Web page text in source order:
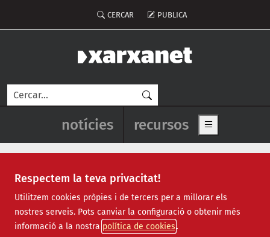
Respectem la teva privacitat!
Utilitzem cookies pròpies i de tercers per a millorar els
nostres serveis. Pots canviar la configuració o obtenir més
informació a la nostra política de cookies
Menú del compte d'usuari
CERCAR PUBLICA
Cerca
Navegació principal de
notícies recursos Show main
Recursos
Tots | Econòmic | Jurídic | Projectes | Tecnològic |
Formació | Finançament | Biblioteca |